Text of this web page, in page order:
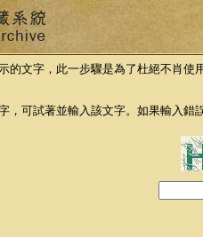
的文字，此一步驟是為了杜絕不肖
，可試著並輸入該文字。如果輸入錯